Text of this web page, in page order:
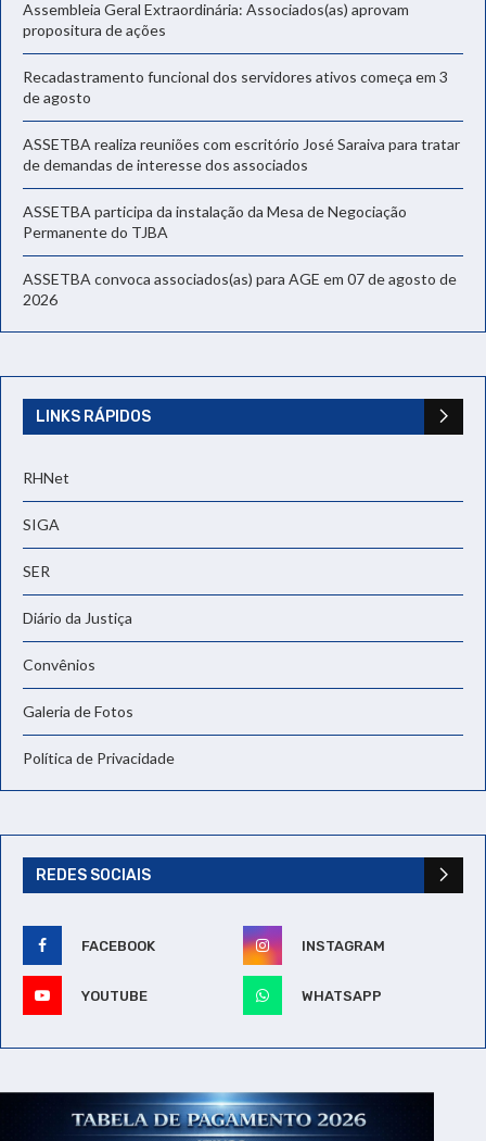
Assembleia Geral Extraordinária: Associados(as) aprovam
propositura de ações
Recadastramento funcional dos servidores ativos começa em 3
de agosto
ASSETBA realiza reuniões com escritório José Saraiva para tratar
de demandas de interesse dos associados
ASSETBA participa da instalação da Mesa de Negociação
Permanente do TJBA
ASSETBA convoca associados(as) para AGE em 07 de agosto de
2026
LINKS RÁPIDOS
RHNet
SIGA
SER
Diário da Justiça
Convênios
Galeria de Fotos
Política de Privacidade
REDES SOCIAIS
FACEBOOK INSTAGRAM
YOUTUBE WHATSAPP